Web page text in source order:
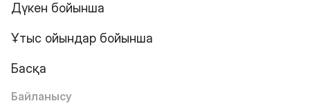
Дүкен бойынша
Ұтыс ойындар бойынша
Басқа
Байланысу